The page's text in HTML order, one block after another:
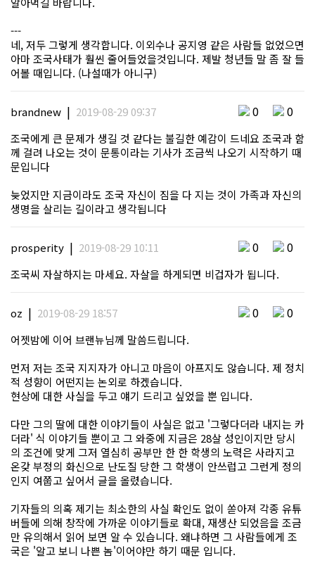
---
네, 저두 그렇게 생각합니다. 이외수나 공지영 같은 사람들 없었으면
아마 조국사태가 훨씬 줄어들었을것입니다. 제발 청년들 말 좀 잘 들
어볼 때입니다. (나설때가 아니구)
brandnew | 2019-08-29 09:37 0 0
조국에게 큰 문제가 생길 것 같다는 불길한 예감이 드네요 조국과 함
께 걸려 나오는 것이 문통이라는 기사가 조금씩 나오기 시작하기 때
문입니다
늦었지만 지금이라도 조국 자신이 짐을 다 지는 것이 가족과 자신의
생명을 살리는 길이라고 생각됩니다
prosperity | 2019-08-29 10:11 0 0
조국씨 자살하지는 마세요. 자살을 하게되면 비겁자가 됩니다.
oz | 2019-08-29 18:57 0 0
어젯밤에 이어 브랜뉴님께 말씀드립니다.
먼저 저는 조국 지지자가 아니고 마음이 아프지도 않습니다. 제 정치
적 성향이 어떤지는 논외로 하겠습니다.
현상에 대한 사실을 두고 얘기 드리고 싶었을 뿐 입니다.
다만 그의 딸에 대한 이야기들이 사실은 없고 '그렇다더라 내지는 카
더라' 식 이야기들 뿐이고 그 와중에 지금은 28살 성인이지만 당시
의 조건에 맞게 그저 열심히 공부만 한 한 학생의 노력은 사라지고
온갖 부정의 화신으로 난도질 당한 그 학생이 안쓰럽고 그런게 정의
인지 여쭙고 싶어서 글을 올렸습니다.
기자들의 의혹 제기는 최소한의 사실 확인도 없이 쏟아져 각종 유튜
버들에 의해 창작에 가까운 이야기들로 확대, 재생산 되었음을 조금
만 유의해서 읽어 보면 알 수 있습니다. 왜냐하면 그 사람들에게 조
국은 '알고 보니 나쁜 놈'이어야만 하기 때문 입니다.